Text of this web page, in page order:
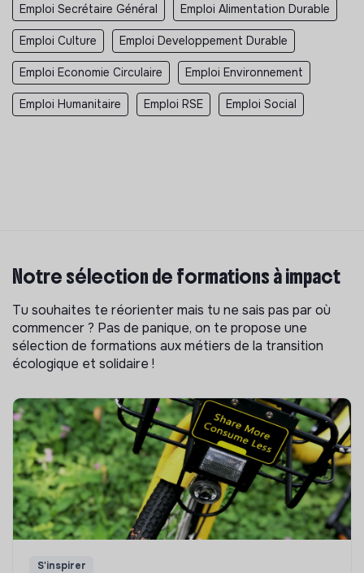
Emploi Secrétaire Général Emploi Alimentation Durable
Emploi Culture Emploi Developpement Durable
Emploi Economie Circulaire Emploi Environnement
Emploi Humanitaire Emploi RSE Emploi Social
Notre sélection de formations à impact
Tu souhaites te réorienter mais tu ne sais pas par où
commencer ? Pas de panique, on te propose une
sélection de formations aux métiers de la transition
écologique et solidaire !
S'inspirer